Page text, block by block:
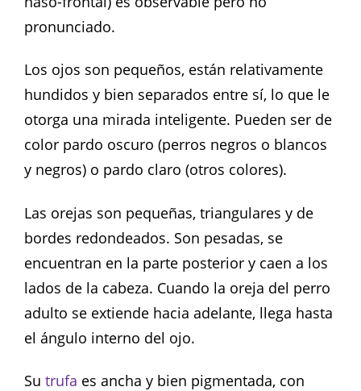
pronunciado.
Los ojos son pequeños, están relativamente
hundidos y bien separados entre sí, lo que le
otorga una mirada inteligente. Pueden ser de
color pardo oscuro (perros negros o blancos
y negros) o pardo claro (otros colores).
Las orejas son pequeñas, triangulares y de
bordes redondeados. Son pesadas, se
encuentran en la parte posterior y caen a los
lados de la cabeza. Cuando la oreja del perro
adulto se extiende hacia adelante, llega hasta
el ángulo interno del ojo.
Su trufa es ancha y bien pigmentada, con